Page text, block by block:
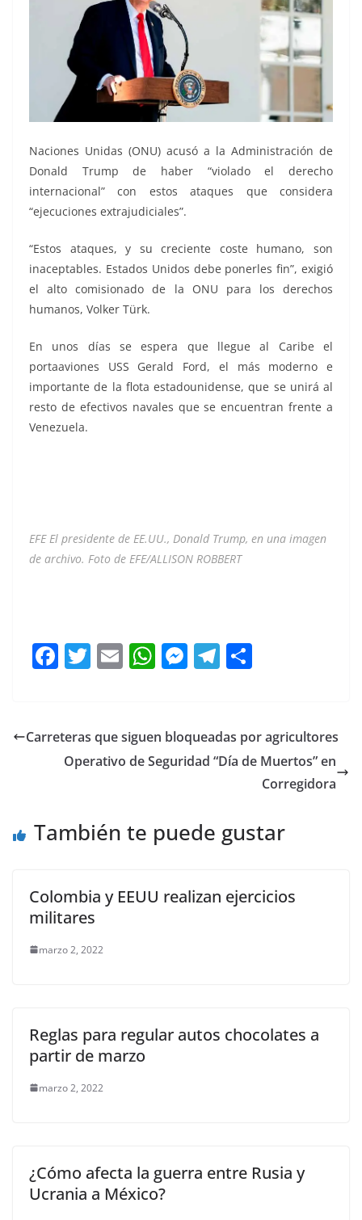
Naciones Unidas (ONU) acusó a la Administración de
Donald Trump de haber “violado el derecho
internacional” con estos ataques que considera
“ejecuciones extrajudiciales”.
“Estos ataques, y su creciente coste humano, son
inaceptables. Estados Unidos debe ponerles fin”, exigió
el alto comisionado de la ONU para los derechos
humanos, Volker Türk.
En unos días se espera que llegue al Caribe el
portaaviones USS Gerald Ford, el más moderno e
importante de la flota estadounidense, que se unirá al
resto de efectivos navales que se encuentran frente a
Venezuela.
EFE El presidente de EE.UU., Donald Trump, en una imagen
de archivo. Foto de EFE/ALLISON ROBBERT
F
e
b
k
T
er
E
l
W
s
A
M
e
n
T
gr
a
p
ar
tir
Carreteras que siguen bloqueadas por agricultores
Operativo de Seguridad “Día de Muertos” en
Corregidora
También te puede gustar
Colombia y EEUU realizan ejercicios
militares
marzo 2, 2022
Reglas para regular autos chocolates a
partir de marzo
marzo 2, 2022
¿Cómo afecta la guerra entre Rusia y
Ucrania a México?